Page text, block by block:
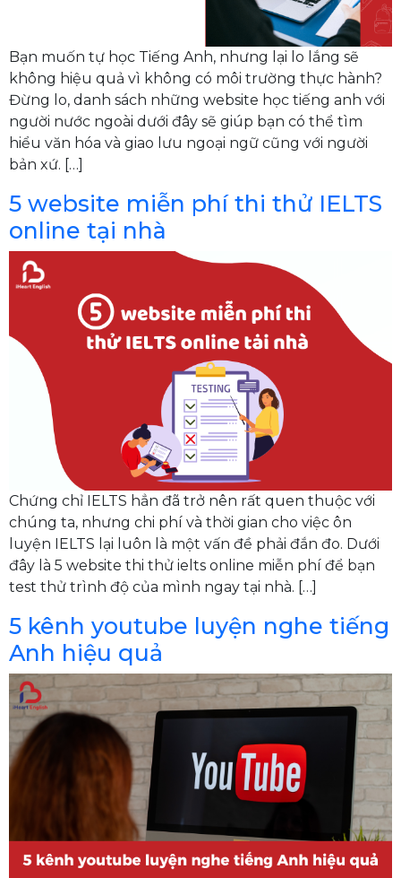
Bạn muốn tự học Tiếng Anh, nhưng lại lo lắng sẽ
không hiệu quả vì không có môi trường thực hành?
Đừng lo, danh sách những website học tiếng anh với
người nước ngoài dưới đây sẽ giúp bạn có thể tìm
hiểu văn hóa và giao lưu ngoại ngữ cũng với người
bản xứ. […]
5 website miễn phí thi thử IELTS
online tại nhà
Chứng chỉ IELTS hẳn đã trở nên rất quen thuộc với
chúng ta, nhưng chi phí và thời gian cho việc ôn
luyện IELTS lại luôn là một vấn đề phải đắn đo. Dưới
đây là 5 website thi thử ielts online miễn phí để bạn
test thử trình độ của mình ngay tại nhà. […]
5 kênh youtube luyện nghe tiếng
Anh hiệu quả